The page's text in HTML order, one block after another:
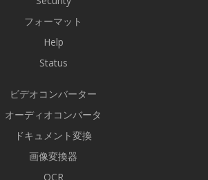
フォーマット
Help
Status
ビデオコンバーター
オーディオコンバータ
ドキュメント変換
画像変換器
OCR